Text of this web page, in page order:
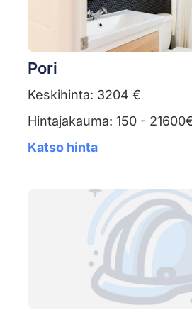
Pori
Keskihinta: 3204 €
Hintajakauma: 150 -
Katso hinta